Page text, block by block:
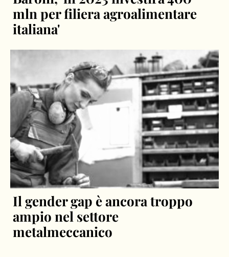
mln per filiera agroalimentare
italiana'
Il gender gap è ancora troppo
ampio nel settore
metalmeccanico